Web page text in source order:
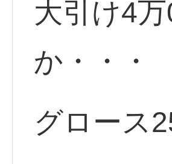
大引け4
か・・・
グロース